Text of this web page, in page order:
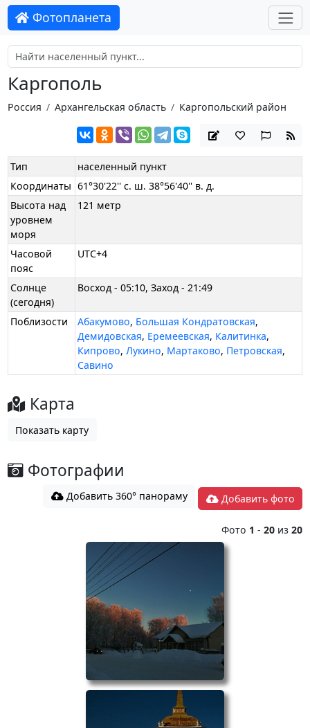
Фотопланета
Каргополь
Россия Архангельская область Каргопольский район
Тип
населенный пункт
Координаты 61°30'22'' с. ш. 38°56'40'' в. д.
Высота над
уровнем
моря
121 метр
Часовой
пояс
UTC+4
Солнце
(сегодня)
Восход - 05:10, Заход - 21:49
Поблизости Абакумово, Большая Кондратовская,
Демидовская, Еремеевская, Калитинка,
Кипрово,Лукино, Мартаково, Петровская,
Савино
Карта
Показать карту
Фотографии
Добавить 360° панораму Добавить фото
Фото 1 -20 из20